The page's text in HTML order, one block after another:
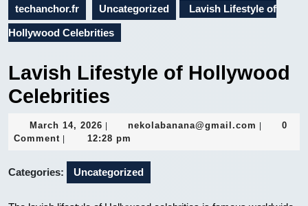
techanchor.fr Uncategorized Lavish Lifestyle of
Hollywood Celebrities
Lavish Lifestyle of Hollywood
Celebrities
March 14, 2026 March
14,
nekolabanana@gmail.com
0
Comment
12:28 pm
Categories: Uncategorized